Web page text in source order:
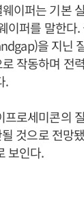
이퍼는 기본
이퍼를 말한다
을 지닌
작동하며 전
.
프로세미콘의
것으로 전망
보인다.